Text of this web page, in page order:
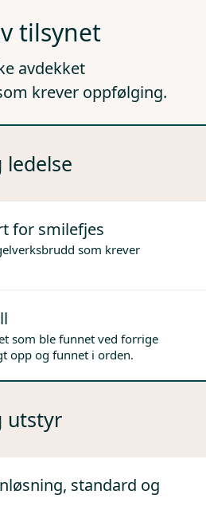
tilsynet
avdekket
krever oppfølging.
ledelse
for smilefjes
som krever
som ble funnet ved forrige
opp og funnet i orden.
utstyr
standard og